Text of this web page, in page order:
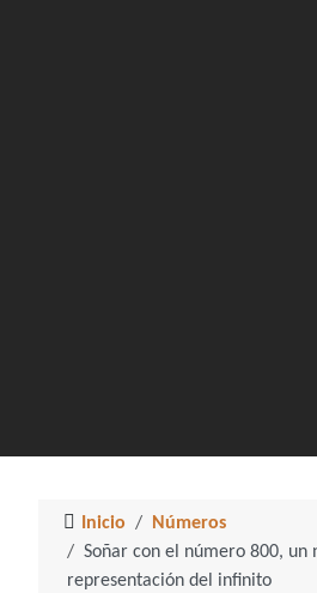
Inicio
Números
Soñar con el número 800, un
representación del infinito